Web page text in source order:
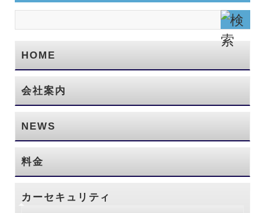
HOME
会社案内
NEWS
料金
カーセキュリティ